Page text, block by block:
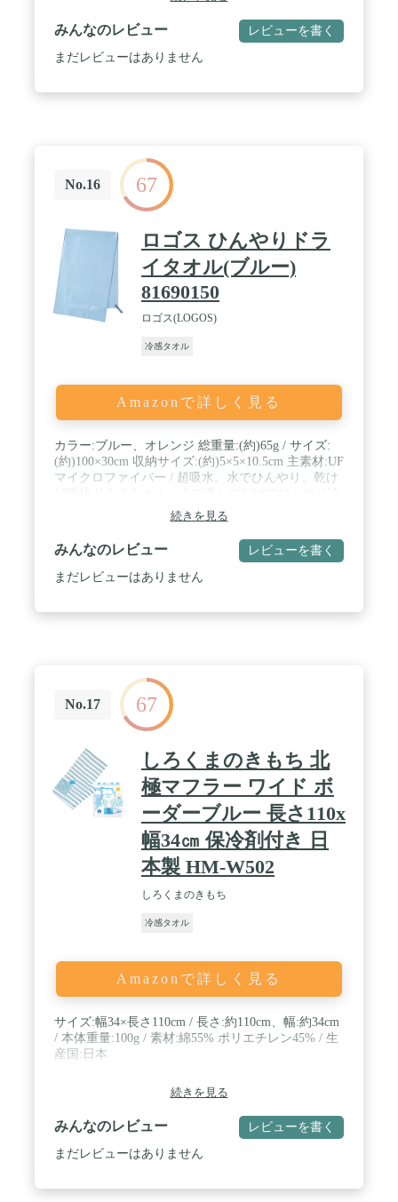
る実験を検証したところ、振る前と比べて温度が
13℃下がることが確認されました。（ページ下部の
動画にてご確認ください） / ▶【ひんやり冷感2層
構造】：当商品は蒸発層と吸水層の2層構造となっ
材であるナイロンとポリエステルを、絶妙な割合で
使用しています。▶【必須「まずは洗濯」】：商品
が届きましたら、まずは商品のみで一度洗濯を行っ
てください。どのような素材でも、すべての色落ち
を完全に防ぐことはできません。より、色落ち・色
移りを防ぐために、最初に洗濯を行ってください。
/ ▶【商品仕様】：サイズ: 30cm x 100cm / カラー:
ダークブルー、スカイブルー、アクアブルーの3色
セット▶【使用方法】：※初めて使用する前に、必
ず洗濯してください。STEP1.タオルを濡らす
→STEP2.タオルをしっかりと絞る→STEP3.タオル
を3～5秒ほど振る。この3STEPでタオルを冷却でき
ァンなどで風を送ることで快適に使用できます。 /
▶【多用途】：スポーツ、アウトドア、通勤通学、
部活、農作業、園芸、ウォーキング、ペットの散歩
など、多様な用途に対応。▶【ベルモンドについ
て】：ベルモンドは福岡県に本社を置くガジェット
ブランドです。もし商品に初期不良などありました
ら迅速に対応いたします。
みんなのレビュー レビューを書く
まだレビューはありません
No.16 67
ロゴス ひんやりドラ
イタオル(ブルー)
81690150
ロゴス(LOGOS)
冷感タオル
Amazonで詳しく見る
カラー:ブルー、オレンジ 総重量:(約)65g / サイズ:
(約)100×30cm 収納サイズ:(約)5×5×10.5cm 主素材:UF
マイクロファイバー / 超吸水。水でひんやり、乾け
たい熱中対策。 / 乾いた状態でもやわらかく、汗や
水分を強力吸収。 / 頭に巻ける長めの100cmサイ
ズ。
続きを見る
みんなのレビュー レビューを書く
まだレビューはありません
No.17 67
しろくまのきもち 北
極マフラー ワイド ボ
ーダーブルー 長さ110x
幅34㎝ 保冷剤付き 日
本製 HM-W502
しろくまのきもち
冷感タオル
Amazonで詳しく見る
サイズ:幅34×長さ110cm / 長さ:約110cm、幅:約34cm
/ 本体重量:100g / 素材:綿55% ポリエチレン45% / 生
産国:日本
続きを見る
みんなのレビュー レビューを書く
まだレビューはありません